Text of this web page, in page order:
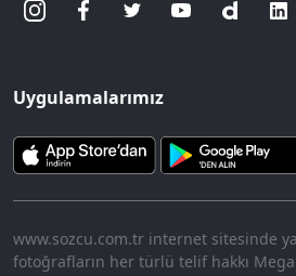
Uygulamalarımız
www.sozcu.com.tr internet sitesinde
fotoğrafların her türlü telif hakkı Mega